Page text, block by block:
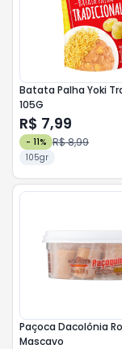
Batata Palha Yoki
105G
R$ 7,99
- 11% R$ 8,99
105gr
Paçoca Dacolônia
Mascavo